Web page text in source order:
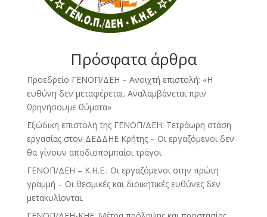
Πρόσφατα άρθρα
Προεδρείο ΓΕΝΟΠ/ΔΕΗ – Ανοιχτή επιστολή: «Η
ευθύνη δεν μεταφέρεται. Αναλαμβάνεται πριν
θρηνήσουμε θύματα»
Εξώδικη επιστολή της ΓΕΝΟΠ/ΔΕΗ: Τετράωρη στάση
εργασίας στον ΔΕΔΔΗΕ Κρήτης – Οι εργαζόμενοι δεν
θα γίνουν αποδιοπομπαίοι τράγοι
ΓΕΝΟΠ/ΔΕΗ – Κ.Η.Ε.: Οι εργαζόμενοι στην πρώτη
γραμμή – Οι θεσμικές και διοικητικές ευθύνες δεν
μετακυλίονται.